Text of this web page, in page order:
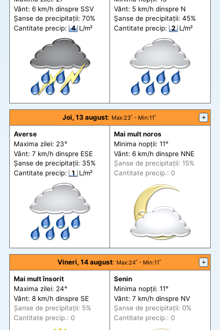
Vânt: 6 km/h dinspre SSV
Șanse de precipitații: 70%
Cantitate precip:
4 L/m²
Vânt: 5 km/h dinspre N
Șanse de precipitații: 45%
Cantitate precip:
2 L/m²
Joi, 13 august: Max:23˚ - Min:11˚ +
Averse
Maxima zilei: 23°
Vânt: 7 km/h dinspre ESE
Șanse de precipitații: 35%
Cantitate precip:
1 L/m²
Mai mult noros
Minima nopții: 11°
Vânt: 6 km/h dinspre NNE
Șanse de precipitații: 15%
Cantitate precip.: 0
Vineri, 14 august: Max:24˚ - Min:11˚ +
Mai mult însorit
Maxima zilei: 24°
Vânt: 8 km/h dinspre SE
Șanse de precipitații: 5%
Cantitate precip.: 0
Senin
Minima nopții: 11°
Vânt: 7 km/h dinspre NV
Șanse de precipitații: 0%
Cantitate precip.: 0